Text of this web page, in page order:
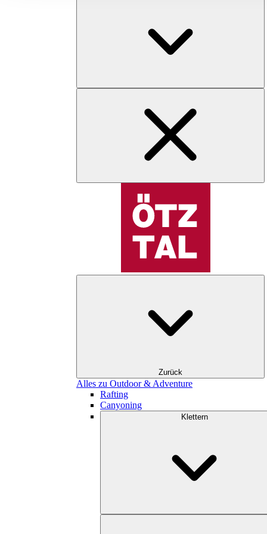
Zurück
Alles zu Outdoor & Adventure
Rafting
Canyoning
Klettern